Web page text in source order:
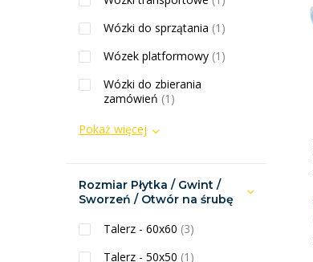
Wózki do sprzątania (1)
Wózek platformowy (1)
Wózki do zbierania
zamówień (1)
Pokaż więcej
Rozmiar Płytka / Gwint /
Sworzeń / Otwór na śrubę
Talerz - 60x60 (3)
Talerz - 50x50 (1)